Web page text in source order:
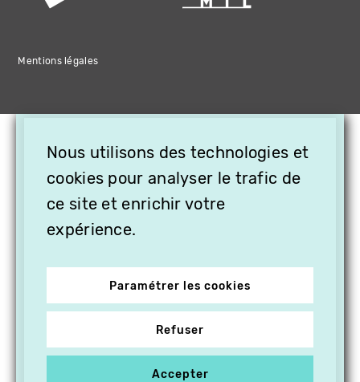
Mentions légales
Nous utilisons des technologies et
cookies pour analyser le trafic de
ce site et enrichir votre
expérience.
Paramétrer les cookies
Refuser
Accepter
OFFREZ LA VIDÉO EN
CADEAU, ABONNEZ VOS
PROCHES À VITHÈQUE !